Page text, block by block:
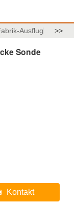
Ausflug >>
Sonde
Kontakt